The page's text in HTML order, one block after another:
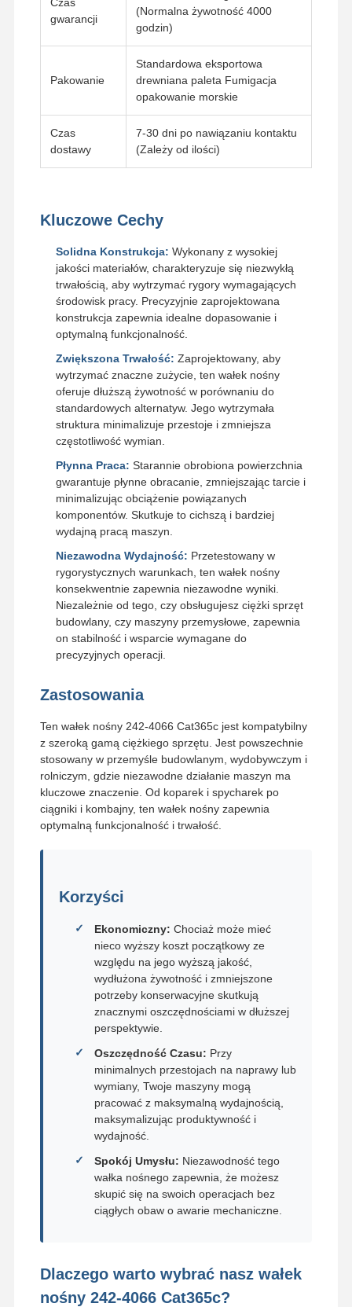
Łańcuch gąsienicowy
Regulator toru
Śruby gąsienicowe
Przymocowanie do koparki
Zęby wiadrowe
Dozer obcinający
Ramię koparki
Naciśnij szpilkę
gwarancji
(Normalna żywotność 4000
godzin)
Pakowanie
Standardowa eksportowa
drewniana paleta Fumigacja
opakowanie morskie
Czas
dostawy
7-30 dni po nawiązaniu kontaktu
(Zależy od ilości)
Kluczowe Cechy
Solidna Konstrukcja: Wykonany z wysokiej
jakości materiałów, charakteryzuje się niezwykłą
trwałością, aby wytrzymać rygory wymagających
środowisk pracy. Precyzyjnie zaprojektowana
konstrukcja zapewnia idealne dopasowanie i
optymalną funkcjonalność.
Zwiększona Trwałość: Zaprojektowany, aby
wytrzymać znaczne zużycie, ten wałek nośny
oferuje dłuższą żywotność w porównaniu do
standardowych alternatyw. Jego wytrzymała
struktura minimalizuje przestoje i zmniejsza
częstotliwość wymian.
Płynna Praca: Starannie obrobiona powierzchnia
gwarantuje płynne obracanie, zmniejszając tarcie i
minimalizując obciążenie powiązanych
komponentów. Skutkuje to cichszą i bardziej
wydajną pracą maszyn.
Niezawodna Wydajność: Przetestowany w
rygorystycznych warunkach, ten wałek nośny
konsekwentnie zapewnia niezawodne wyniki.
Niezależnie od tego, czy obsługujesz ciężki sprzęt
budowlany, czy maszyny przemysłowe, zapewnia
on stabilność i wsparcie wymagane do
precyzyjnych operacji.
Zastosowania
Ten wałek nośny 242-4066 Cat365c jest kompatybilny
z szeroką gamą ciężkiego sprzętu. Jest powszechnie
stosowany w przemyśle budowlanym, wydobywczym i
rolniczym, gdzie niezawodne działanie maszyn ma
kluczowe znaczenie. Od koparek i spycharek po
ciągniki i kombajny, ten wałek nośny zapewnia
optymalną funkcjonalność i trwałość.
Korzyści
Ekonomiczny: Chociaż może mieć
nieco wyższy koszt początkowy ze
względu na jego wyższą jakość,
wydłużona żywotność i zmniejszone
potrzeby konserwacyjne skutkują
znacznymi oszczędnościami w dłuższej
perspektywie.
Oszczędność Czasu: Przy
minimalnych przestojach na naprawy lub
wymiany, Twoje maszyny mogą
pracować z maksymalną wydajnością,
maksymalizując produktywność i
wydajność.
Spokój Umysłu: Niezawodność tego
wałka nośnego zapewnia, że możesz
skupić się na swoich operacjach bez
ciągłych obaw o awarie mechaniczne.
Dlaczego warto wybrać nasz wałek
nośny 242-4066 Cat365c?